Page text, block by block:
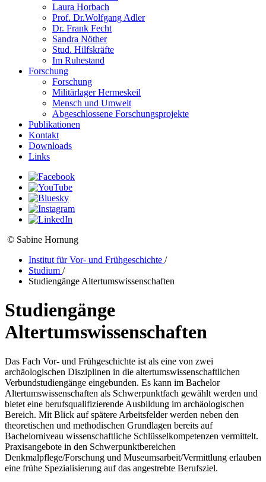
Laura Horbach
Prof. Dr.Wolfgang Adler
Dr. Frank Fecht
Sandra Nöther
Stud. Hilfskräfte
Im Ruhestand
Forschung
Forschung
Militärlager Hermeskeil
Mensch und Umwelt
Abgeschlossene Forschungsprojekte
Publikationen
Kontakt
Downloads
Links
© Sabine Hornung
Institut für Vor- und Frühgeschichte /
Studium /
Studiengänge Altertumswissenschaften
Studiengänge
Altertumswissenschaften
Das Fach Vor- und Frühgeschichte ist als eine von zwei
archäologischen Disziplinen in die altertumswissenschaftlichen
Verbundstudiengänge eingebunden. Es kann im Bachelor
Altertumswissenschaften als Schwerpunktfach gewählt werden und
bietet eine berufsqualifizierende Ausbildung im archäologischen
Bereich. Mit Blick auf spätere Arbeitsfelder werden neben den
theoretischen und methodischen Grundlagen bereits auf
Bachelorniveau wissenschaftliche Schlüsselkompetenzen vermittelt.
Praxisangebote in den Schwerpunktbereichen
Denkmalpflege/Forschung und Museumsarbeit/Vermittlung erlauben
eine frühe Spezialisierung auf das angestrebte Berufsziel.